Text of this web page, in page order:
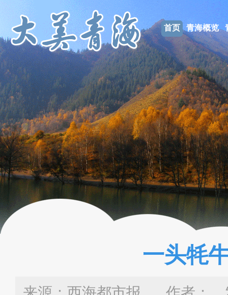
首页 青海概览
一头牦